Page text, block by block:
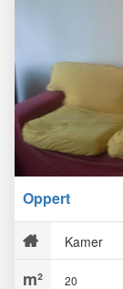
Oppert
Kamer
20